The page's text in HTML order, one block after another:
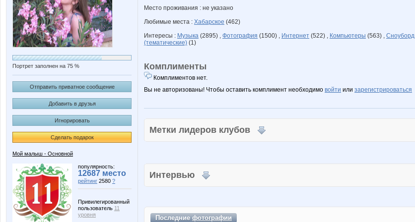
Портрет заполнен на 75 %
Отправить приватное сообщение
Добавить в друзья
Игнорировать
Сделать подарок
Мой малыш - Основной
популярность:
12687 место
рейтинг 2580 ?
Привилегированный
пользователь 11
уровня
Место проживания : не указано
Любимые места : Хабарское (462)
Интересы : Музыка (2895) , Фотография (1500) , Интернет (522) , Компьютеры (563) , Сноуборд
(тематические) (1)
Комплименты
Комплиментов нет.
Вы не авторизованы! Чтобы оставить комплимент необходимо войти или зарегистрироваться
Метки лидеров клубов
Интервью
Последниефотографии